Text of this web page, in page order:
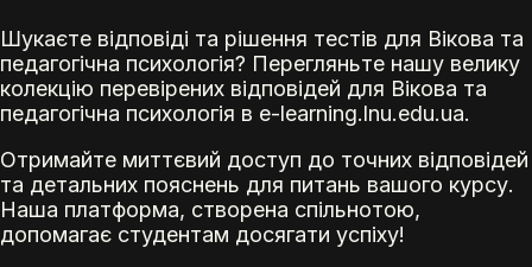
Шукаєте відповіді та рішення тестів для Вікова та
педагогічна психологія? Перегляньте нашу велику
колекцію перевірених відповідей для Вікова та
педагогічна психологія в e-learning.lnu.edu.ua.
Отримайте миттєвий доступ до точних відповідей
та детальних пояснень для питань вашого курсу.
Наша платформа, створена спільнотою,
допомагає студентам досягати успіху!